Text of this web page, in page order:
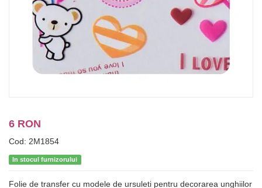
6 RON
Cod: 2M1854
In stocul furnizorului
Folie de transfer cu modele de ursuleti pentru decorarea unghiilor